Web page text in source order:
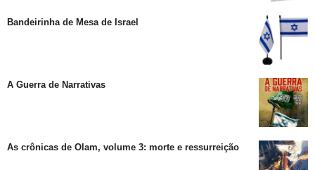
Bandeirinha de Mesa de Israel
A Guerra de Narrativas
As crônicas de Olam, volume 3: morte e ressurreição